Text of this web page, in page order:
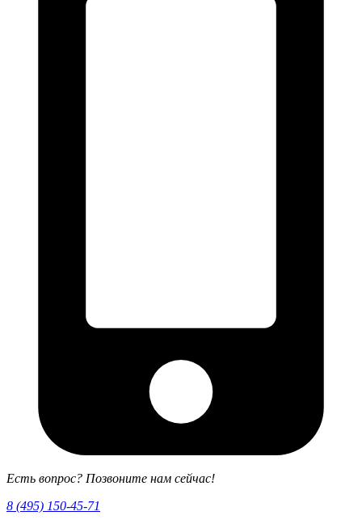
Есть вопрос? Позвоните нам сейчас!
8 (495) 150-45-71